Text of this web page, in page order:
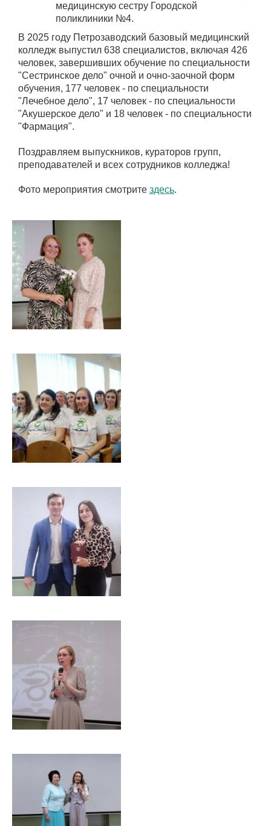
медицинскую сестру Городской
поликлиники №4.
В 2025 году Петрозаводский базовый медицинский
колледж выпустил 638 специалистов, включая 426
человек, завершивших обучение по специальности
"Сестринское дело" очной и очно-заочной форм
обучения, 177 человек - по специальности
"Лечебное дело", 17 человек - по специальности
"Акушерское дело" и 18 человек - по специальности
"Фармация".
Поздравляем выпускников, кураторов групп,
преподавателей и всех сотрудников колледжа!
Фото мероприятия смотрите здесь.